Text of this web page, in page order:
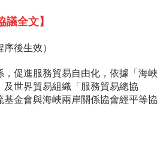
全文】
後生效）
促進服務貿易自由化，依據「海峽
及世界貿易組織「服務貿易總協
基金會與海峽兩岸關係協會經平等協